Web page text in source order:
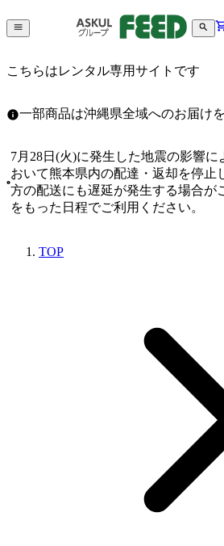
こちらはレンタル専用サイトです
一部商品は沖縄県全域へのお届け
7月28日(火)に発生した地震の影響に
おいて熊本県内の配達・返却を停止
方の配送にも遅延が発生する場合が
をもった日程でご利用ください。
TOP